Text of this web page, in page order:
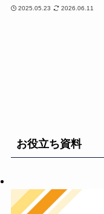
2025.05.23 2026.06.11
お役立ち資料